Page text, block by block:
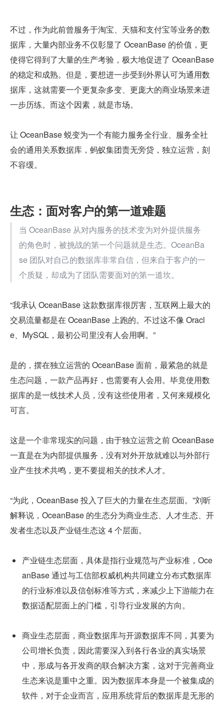
不过，作为此前曾服务于淘宝、天猫和支付宝等业务的数
据库，大量内部业务不仅彰显了 OceanBase 的价值，更
使得它得到了大量的生产考验，极大地促进了 OceanBase
的稳定和成熟。但是，要想进一步受到外界认可为通用数
据库，这就需要一个更复杂多变、更庞大的商业场景来进
一步历练。而这个因素，就是市场。
让 OceanBase 蜕变为一个有能力服务全行业、服务全社
会的通用关系数据库，蚂蚁集团责无旁贷，独立运营，刻
不容缓。
生态：面对客户的第一道难题
当 OceanBase 从对内服务的技术变为对外提供服务
的角色时，被挑战的第一个问题就是生态。OceanBa
se 团队对自己的数据库非常自信，但来自于客户的一
个质疑，却成为了团队需要面对的第一道坎。
“我承认 OceanBase 这款数据库很厉害，互联网上最大的
交易流量都是在 OceanBase 上跑的。不过这不像 Oracl
e、MySQL，最初公司里没有人会用啊。”
是的，摆在独立运营的 OceanBase 面前，最紧急的就是
生态问题，一款产品再好，也需要有人会用。毕竟使用数
据库的是一线技术人员，没有这些使用者，又何来规模化
可言。
这是一个非常现实的问题，由于独立运营之前 OceanBase
一直是在为内部提供服务，没有对外开放就难以与外部行
业产生技术共鸣，更不要提相关的技术人才。
“为此，OceanBase 投入了巨大的力量在生态层面。”刘昕
解释说，OceanBase 的生态分为商业生态、人才生态、开
发者生态以及产业链生态这 4 个层面。
产业链生态层面，具体是指行业规范与产业标准，Oce
anBase 通过与工信部权威机构共同建立分布式数据库
的行业标准以及信创标准等方式，来减少上下游能力在
数据适配层面上的门槛，引导行业发展的方向。
商业生态层面，商业数据库与开源数据库不同，其要为
公司增长负责，因此需要深入到各行各业的真实场景
中，形成与各开发商的联合解决方案，这对于完善商业
生态来说是重中之重。因为数据库本身是一个被集成的
软件，对于企业而言，应用系统背后的数据库是无形的